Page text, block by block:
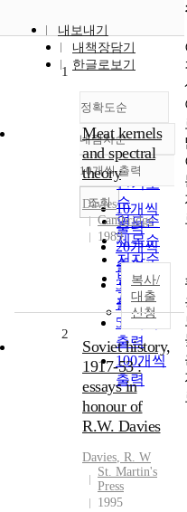
내보내기
내책장담기
한글로보기
정확도순
정확도
순
인기도
순
연도순
제목순
저자순
발행기
관순
내림차순
내림차순
10개씩 출력
10개씩
출력
20개씩
출력
30개씩
출력
50개씩
출력
100개씩
출력
조회
1
Meat kernels
and spectral
theory
Davies
Cambridge
1989
복사/
대출
신청
2
Soviet history,
1917-53 :
essays in
honour of
R.W. Davies
Davies, R. W
St. Martin's
Press
1995